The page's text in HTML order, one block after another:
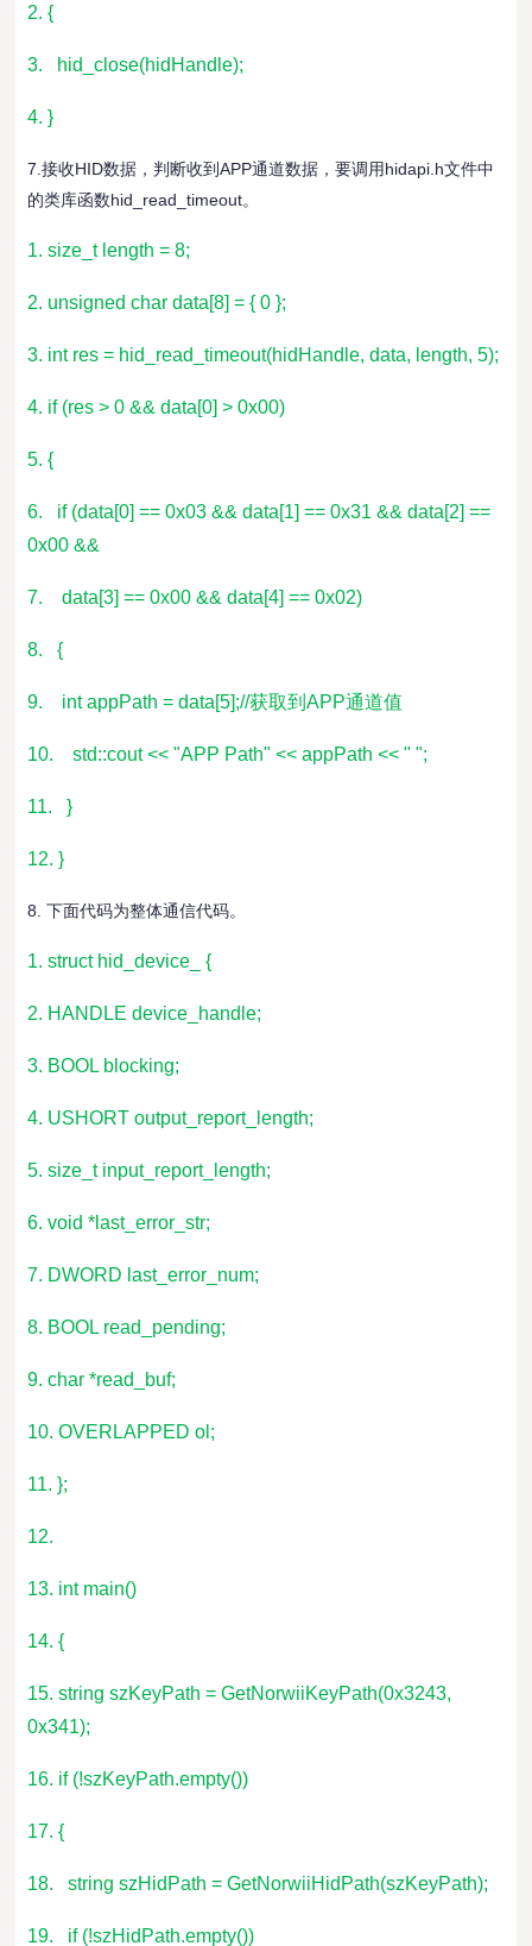
2. {
3. hid_close(hidHandle);
4. }
7.接收HID数据，判断收到APP通道数据，要调用hidapi.h文件中
的类库函数hid_read_timeout。
1. size_t length = 8;
2. unsigned char data[8] = { 0 };
3. int res = hid_read_timeout(hidHandle, data, length, 5);
4. if (res > 0 && data[0] > 0x00)
5. {
6. if (data[0] == 0x03 && data[1] == 0x31 && data[2] ==
0x00 &&
7. data[3] == 0x00 && data[4] == 0x02)
8. {
9. int appPath = data[5];//获取到APP通道值
10. std::cout << "APP Path" << appPath << " ";
11. }
12. }
8. 下面代码为整体通信代码。
1. struct hid_device_ {
2. HANDLE device_handle;
3. BOOL blocking;
4. USHORT output_report_length;
5. size_t input_report_length;
6. void *last_error_str;
7. DWORD last_error_num;
8. BOOL read_pending;
9. char *read_buf;
10. OVERLAPPED ol;
11. };
12.
13. int main()
14. {
15. string szKeyPath = GetNorwiiKeyPath(0x3243,
0x341);
16. if (!szKeyPath.empty())
17. {
18. string szHidPath = GetNorwiiHidPath(szKeyPath);
19. if (!szHidPath.empty())